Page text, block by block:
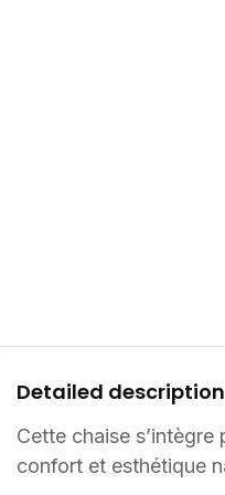
Detailed description
Cette chaise
confort et esthétique